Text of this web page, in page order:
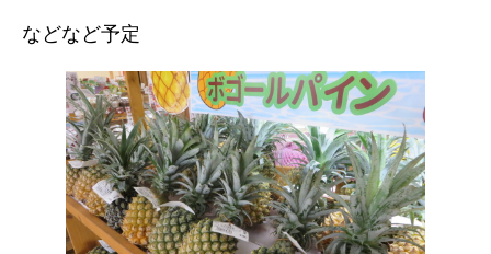
などなど予定